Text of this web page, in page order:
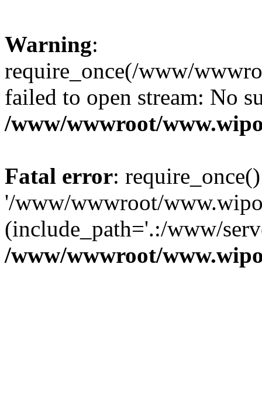
Warning:
require_once(/www/
failed to open stream: No
/www/wwwroot/
Fatal error:
'/www/wwwroot/
(include_path='.:/www/
/www/wwwroot/